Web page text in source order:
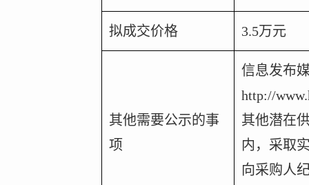
拟成交价格 3.5万元
其他需要公示的事
项
信息发布
http://
其他潜在
内，采取
向采购人